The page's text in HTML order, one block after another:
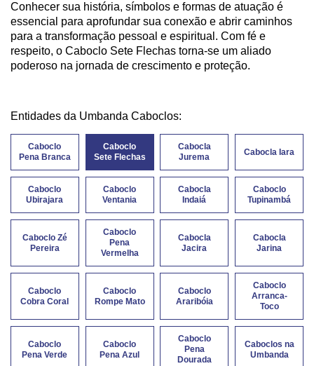
Conhecer sua história, símbolos e formas de atuação é
essencial para aprofundar sua conexão e abrir caminhos
para a transformação pessoal e espiritual. Com fé e
respeito, o Caboclo Sete Flechas torna-se um aliado
poderoso na jornada de crescimento e proteção.
Entidades da Umbanda Caboclos:
Caboclo
Pena Branca
Caboclo
Sete Flechas
Cabocla
Jurema
Cabocla Iara
Caboclo
Ubirajara
Caboclo
Ventania
Cabocla
Indaiá
Caboclo
Tupinambá
Caboclo Zé
Pereira
Caboclo
Pena
Vermelha
Cabocla
Jacira
Cabocla
Jarina
Caboclo
Cobra Coral
Caboclo
Rompe Mato
Caboclo
Araribóia
Caboclo
Arranca-
Toco
Caboclo
Pena Verde
Caboclo
Pena Azul
Caboclo
Pena
Dourada
Caboclos na
Umbanda